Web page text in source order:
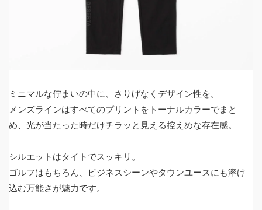
ミニマルな佇まいの中に、さりげなくデザイン性を。
メンズラインはすべてのプリントをトーナルカラーでまと
め、光が当たった時だけチラッと見える控えめな存在感。
シルエットはタイトでスッキリ。
ゴルフはもちろん、ビジネスシーンやタウンユースにも溶け
込む万能さが魅力です。